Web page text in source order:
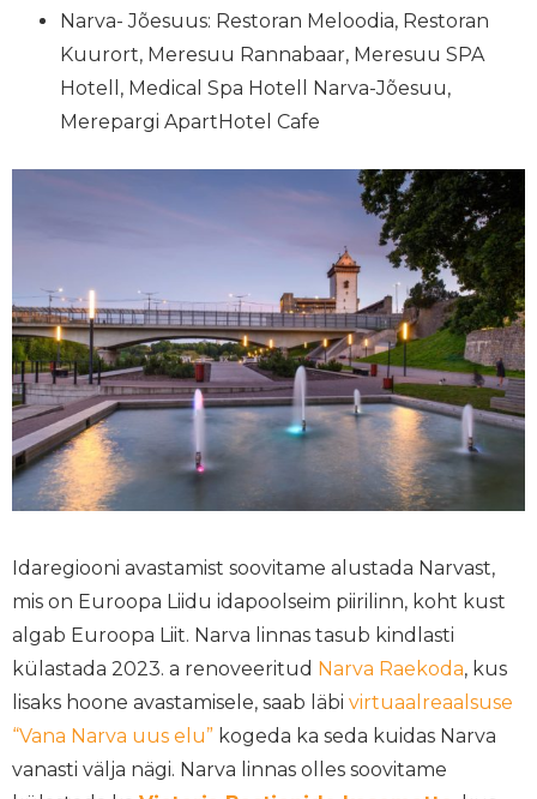
Narva- Jõesuus: Restoran Meloodia, Restoran
Kuurort, Meresuu Rannabaar, Meresuu SPA
Hotell, Medical Spa Hotell Narva-Jõesuu,
Merepargi ApartHotel Cafe
Idaregiooni avastamist soovitame alustada Narvast,
mis on Euroopa Liidu idapoolseim piirilinn, koht kust
algab Euroopa Liit. Narva linnas tasub kindlasti
külastada 2023. a renoveeritud Narva Raekoda, kus
lisaks hoone avastamisele, saab läbi virtuaalreaalsuse
“Vana Narva uus elu” kogeda ka seda kuidas Narva
vanasti välja nägi. Narva linnas olles soovitame